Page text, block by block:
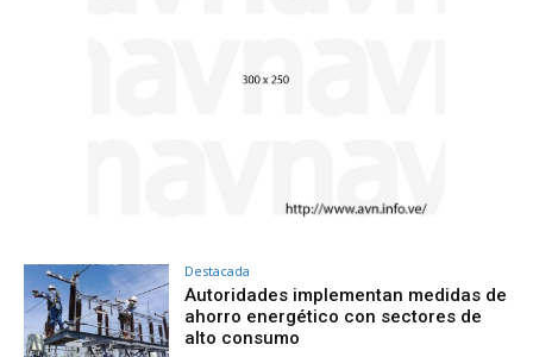
Destacada
Autoridades implementan medidas de
ahorro energético con sectores de
alto consumo